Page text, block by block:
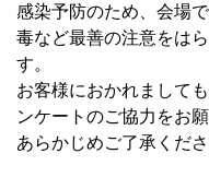
感染予防のため、会場
毒など最善の注意をは
す。
お客様におかれまして
ンケートのご協力をお
あらかじめご了承くだ